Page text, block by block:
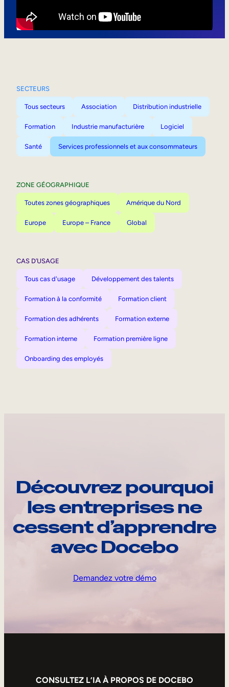
SECTEURS
Tous secteurs Association Distribution industrielle
Formation Industrie manufacturière Logiciel
Santé Services professionnels et aux consommateurs
ZONE GÉOGRAPHIQUE
Toutes zones géographiques Amérique du Nord
Europe Europe – France Global
CAS D’USAGE
Tous cas d'usage Développement des talents
Formation à la conformité Formation client
Formation des adhérents Formation externe
Formation interne Formation première ligne
Onboarding des employés
Découvrez pourquoi
les entreprises ne
cessent d’apprendre
avec Docebo
Demandez votre démo
CONSULTEZ L’IA À PROPOS DE DOCEBO